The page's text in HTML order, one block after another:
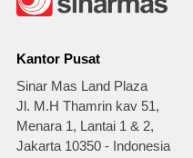
Kantor Pusat
Sinar Mas Land Plaza
Jl. M.H Thamrin kav 51,
Menara 1, Lantai 1 & 2,
Jakarta 10350 - Indonesia